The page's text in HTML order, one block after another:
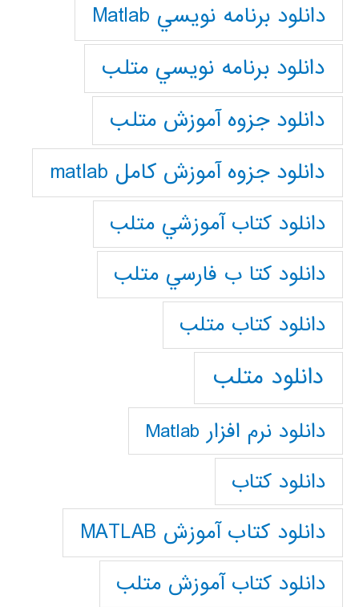
دانلود برنامه نويسي Matlab
دانلود برنامه نويسي متلب
دانلود جزوه آموزش متلب
دانلود جزوه آموزش کامل matlab
دانلود كتاب آموزشي متلب
دانلود كتا ب فارسي متلب
دانلود كتاب متلب
دانلود متلب
دانلود نرم افزار Matlab
دانلود کتاب
دانلود کتاب آموزش MATLAB
دانلود کتاب آموزش متلب